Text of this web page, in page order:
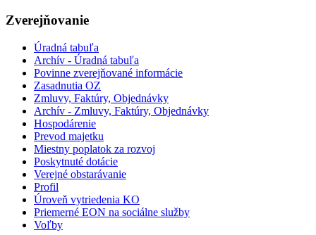
Zverejňovanie
Úradná tabuľa
Archív - Úradná tabuľa
Povinne zverejňované informácie
Zasadnutia OZ
Zmluvy, Faktúry, Objednávky
Archív - Zmluvy, Faktúry, Objednávky
Hospodárenie
Prevod majetku
Miestny poplatok za rozvoj
Poskytnuté dotácie
Verejné obstarávanie
Profil
Úroveň vytriedenia KO
Priemerné EON na sociálne služby
Voľby